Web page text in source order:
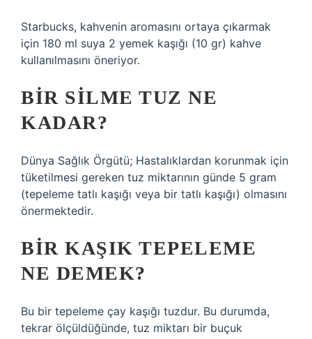
Starbucks, kahvenin aromasını ortaya çıkarmak
için 180 ml suya 2 yemek kaşığı (10 gr) kahve
kullanılmasını öneriyor.
BIR SILME TUZ NE
KADAR?
Dünya Sağlık Örgütü; Hastalıklardan korunmak için
tüketilmesi gereken tuz miktarının günde 5 gram
(tepeleme tatlı kaşığı veya bir tatlı kaşığı) olmasını
önermektedir.
BIR KAŞIK TEPELEME
NE DEMEK?
Bu bir tepeleme çay kaşığı tuzdur. Bu durumda,
tekrar ölçüldüğünde, tuz miktarı bir buçuk